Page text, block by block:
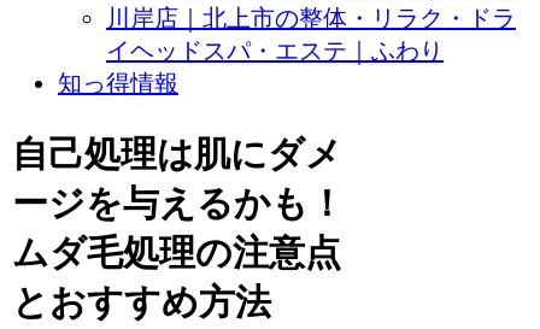
川岸店｜北上市の整体・リラク・ドラ
イヘッドスパ・エステ｜ふわり
知っ得情報
自己処理は肌にダメ
ージを与えるかも！
ムダ毛処理の注意点
とおすすめ方法